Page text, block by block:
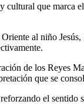
que marca
al niño
de los Reyes
que se
el sentido